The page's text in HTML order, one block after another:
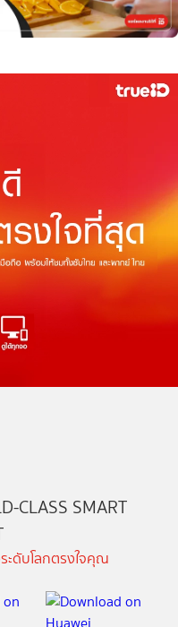
CLASS SMART
ะดับโลกตรงใจคุณ